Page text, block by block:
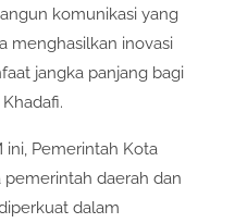
komunikasi yang
menghasilkan inovasi
jangka panjang bagi
ini, Pemerintah Kota
daerah dan
dalam